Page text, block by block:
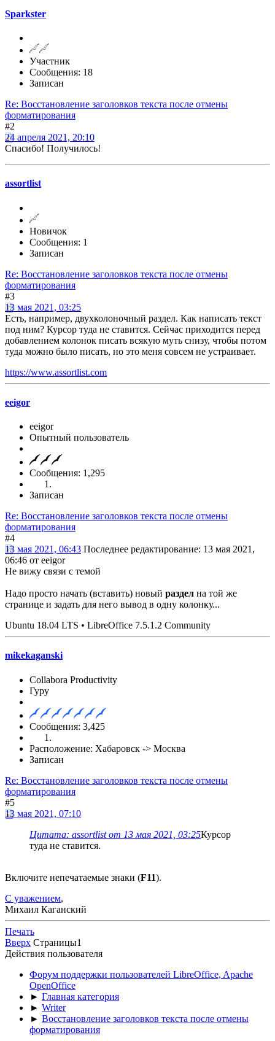
Sparkster
Участник
Сообщения: 18
Записан
Re: Восстановление заголовков текста после отмены
форматирования
#2
24 апреля 2021, 20:10
Спасибо! Получилось!
assortlist
Новичок
Сообщения: 1
Записан
Re: Восстановление заголовков текста после отмены
форматирования
#3
13 мая 2021, 03:25
Есть, например, двухколоночный раздел. Как написать текст
под ним? Курсор туда не ставится. Сейчас приходится перед
добавлением колонок писать всякую муть снизу, чтобы потом
туда можно было писать, но это меня совсем не устраивает.
https://www.assortlist.com
eeigor
eeigor
Опытный пользователь
Сообщения: 1,295
Записан
Re: Восстановление заголовков текста после отмены
форматирования
#4
13 мая 2021, 06:43 Последнее редактирование: 13 мая 2021,
06:46 от eeigor
Не вижу связи с темой
Надо просто начать (вставить) новый раздел на той же
странице и задать для него вывод в одну колонку...
Ubuntu 18.04 LTS • LibreOffice 7.5.1.2 Community
mikekaganski
Collabora Productivity
Гуру
Сообщения: 3,425
Расположение: Хабаровск -> Москва
Записан
Re: Восстановление заголовков текста после отмены
форматирования
#5
13 мая 2021, 07:10
Цитата: assortlist от 13 мая 2021, 03:25Курсор
туда не ставится.
Включите непечатаемые знаки (F11).
С уважением,
Михаил Каганский
Печать
Вверх Страницы1
Действия пользователя
Форум поддержки пользователей LibreOffice, Apache
OpenOffice
► Главная категория
► Writer
► Восстановление заголовков текста после отмены
форматирования